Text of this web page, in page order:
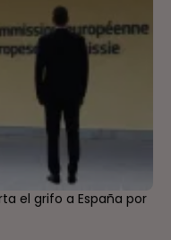
el grifo a España por